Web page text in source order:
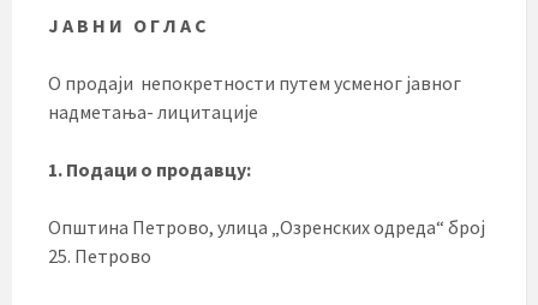
Ј А В Н И О Г Л А С
О продаји непокретности путем усменог јавног
надметања- лицитације
1. Подаци о продавцу:
Општина Петрово, улица „Озренских одреда“ број
25. Петрово